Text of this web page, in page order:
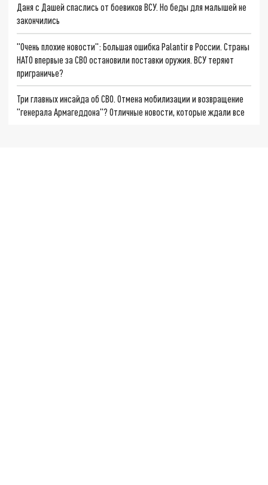
Даня с Дашей спаслись от боевиков ВСУ. Но беды для малышей не
закончились
"Очень плохие новости": Большая ошибка Palantir в России. Страны
НАТО впервые за СВО остановили поставки оружия. ВСУ теряют
приграничье?
Три главных инсайда об СВО. Отмена мобилизации и возвращение
"генерала Армагеддона"? Отличные новости, которые ждали все